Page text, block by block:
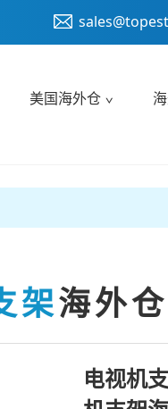
美国海外仓
架海外
电视机